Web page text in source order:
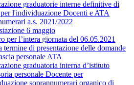
graduatorie interne definitive di
l'individuazione Docenti e ATA
a.s. 2021/2022
6 maggio
per l’intera giornata del 06.05.2021
termine di presentazione delle domande
personale ATA
graduatoria interna d’istituto
personale Docente per
soprannumerari organico di